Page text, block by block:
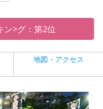
ン>グ：第2位
地図・アクセス